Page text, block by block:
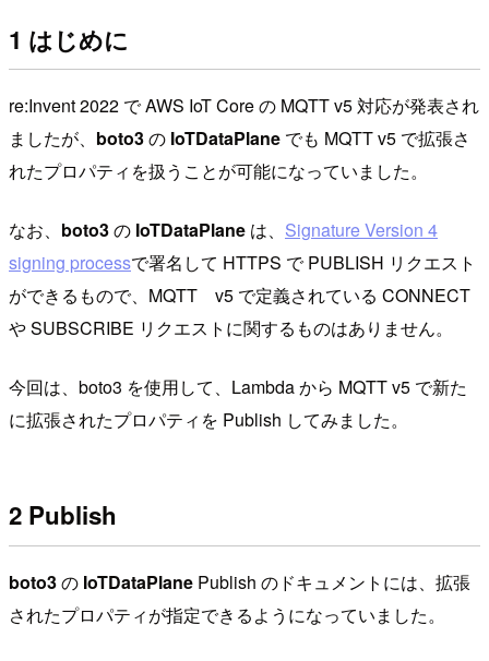
1 はじめに
re:Invent 2022 で AWS IoT Core の MQTT v5 対応が発表され
ましたが、 boto3の IoTDataPlane でも MQTT v5 で拡張さ
れたプロパティを扱うことが可能になっていました。
なお、 boto3の IoTDataPlane は、 Signature Version 4
signing processで署名して HTTPS で PUBLISH リクエスト
ができるもので、MQTT v5 で定義されている CONNECT
や SUBSCRIBE リクエストに関するものはありません。
今回は、boto3 を使用して、Lambda から MQTT v5 で新た
に拡張されたプロパティを Publish してみました。
2 Publish
boto3の IoTDataPlane Publish のドキュメントには、拡張
されたプロパティが指定できるようになっていました。